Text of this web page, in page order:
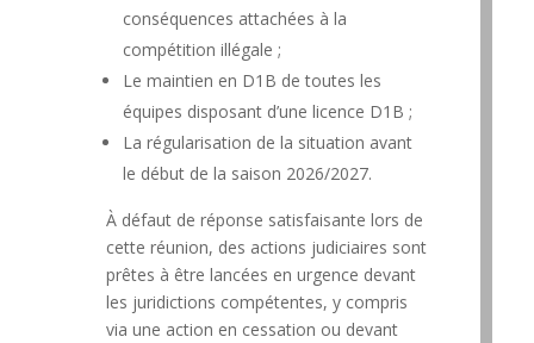
conséquences attachées à la
compétition illégale ;
Le maintien en D1B de toutes les
équipes disposant d’une licence D1B ;
La régularisation de la situation avant
le début de la saison 2026/2027.
À défaut de réponse satisfaisante lors de
cette réunion, des actions judiciaires sont
prêtes à être lancées en urgence devant
les juridictions compétentes, y compris
via une action en cessation ou devant